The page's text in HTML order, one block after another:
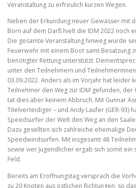
Veranstaltung zu erfreulich kurzen Wegen.
Neben der Erkundung neuer Gewässer mit
Born auf dem Darß hielt die IDM 2022 noch
Die gesamte Veranstaltung hinweg wurde
Feuerwehr mit einem Boot samt Besatzung
benötigter Rettung unterstützt.
unter den Teilnehmern und
03.09.2022. Anders als im Vorjahr hat leider
Teilnehmer den Weg zur IDM gefunden,
tat dies aber keinem Abbruch. Mit Gunnar
Titelverteidiger – und Andy Laufer (GER-93)
Speedsurfer der Welt den Weg an den
Dazu gesellten sich zahlreiche ehemalige
Speedwindsurfen. Mit insgesamt 48
sowie vier Jugendlicher ergab sich somit ein
Feld.
Bereits am Eröffnungstag versprach die
zu 20 Knoten aus östlichen Richtungen, so